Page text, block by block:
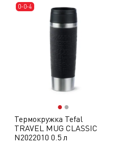
0-0-4
●●
Термокружка Tefal
TRAVEL MUG CLASSIC
N2022010 0.5 л